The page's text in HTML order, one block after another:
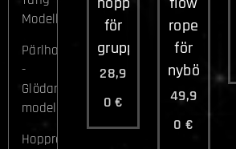
Modeller
Pärlhopprep
-
Glödande
modeller
Hopprepsmatta
för
grupphoppning
28,9
0 €
rope
för
nybörjare
49,9
0 €